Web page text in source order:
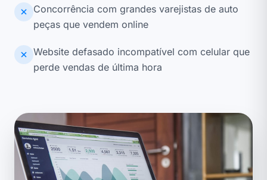
Concorrência com grandes varejistas de auto
peças que vendem online
Website defasado incompatível com celular que
perde vendas de última hora